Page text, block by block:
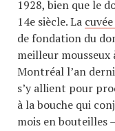
1928, bien que le
14e siècle. La
de fondation du
meilleur mousseux
Montréal l’an
s’y allient pour
à la bouche qui
mois en bouteilles